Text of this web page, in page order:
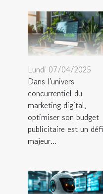
Lundi 07/04/2025
Dans l'univers
concurrentiel du
marketing digital,
optimiser son budget
publicitaire est un défi
majeur...